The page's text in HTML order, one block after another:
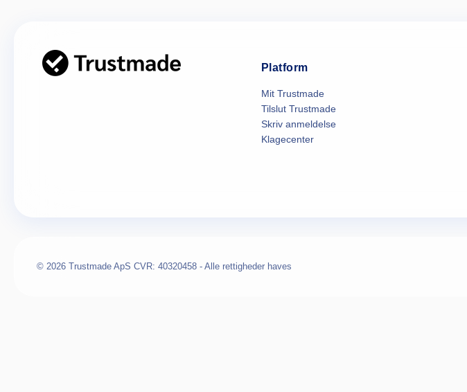
Platform
Mit Trustmade
Tilslut Trustmade
Skriv anmeldelse
Klagecenter
© 2026 Trustmade ApS CVR: 40320458 - Alle rettigheder haves